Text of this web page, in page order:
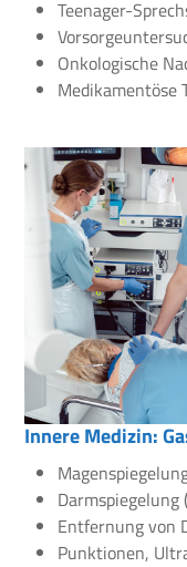
Teenager-
Onkologische
Medikamentöse
Innere Medizin:
Darmspiegelung
Entfernung von
Punktionen,